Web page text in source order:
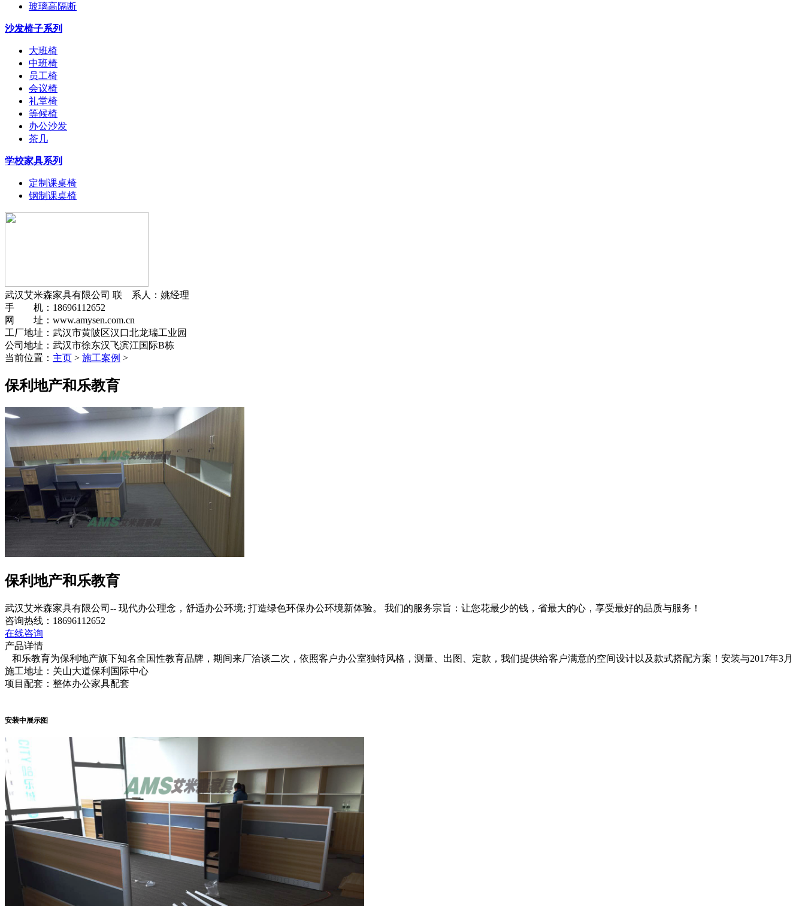
玻璃高隔断
沙发椅子系列
大班椅
中班椅
员工椅
会议椅
礼堂椅
等候椅
办公沙发
茶几
学校家具系列
定制课桌椅
钢制课桌椅
武汉艾米森家具有限公司 联 系人：姚经理
手 机：18696112652
网 址：www.amysen.com.cn
工厂地址：武汉市黄陂区汉口北龙瑞工业园
公司地址：武汉市徐东汉飞滨江国际B栋
当前位置： 主页 > 施工案例 >
保利地产和乐教育
保利地产和乐教育
武汉艾米森家具有限公司-- 现代办公理念，舒适办公环境; 打造绿色环保办公环境新体验。 我们的服务宗旨：让您花最少的钱，省最大的心，享受最好的品质与服务！
咨询热线： 18696112652
在线咨询
产品详情
和乐教育为保利地产旗下知名全国性教育品牌，期间来厂洽谈二次，依照客户办公室独特风格，测量、出图、定款，我们提供给客户满意的空间设计以及款式搭配方案！安装与2017年3月
施工地址：关山大道保利国际中心
项目配套：整体办公家具配套
安装中展示图